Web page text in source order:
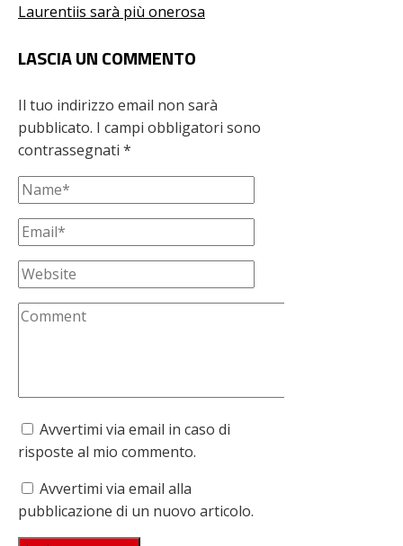
Laurentiis sarà più onerosa
LASCIA UN COMMENTO
Il tuo indirizzo email non sarà
pubblicato. I campi obbligatori sono
contrassegnati *
Avvertimi via email in caso di
risposte al mio commento.
Avvertimi via email alla
pubblicazione di un nuovo articolo.